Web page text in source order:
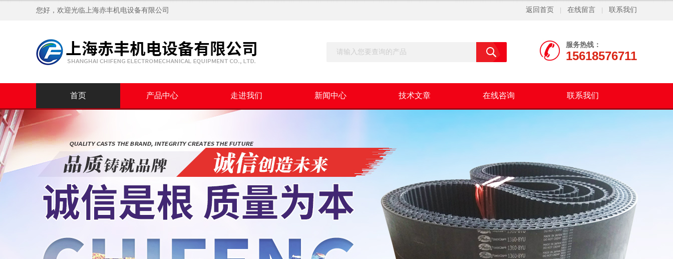
您好，欢迎光临上海赤丰机电设备有限公司 返回首页 在线留言 联系我们
服务热线：
15618576711
首页 产品中心 走进我们 新闻中心 技术文章 在线咨询 联系我们